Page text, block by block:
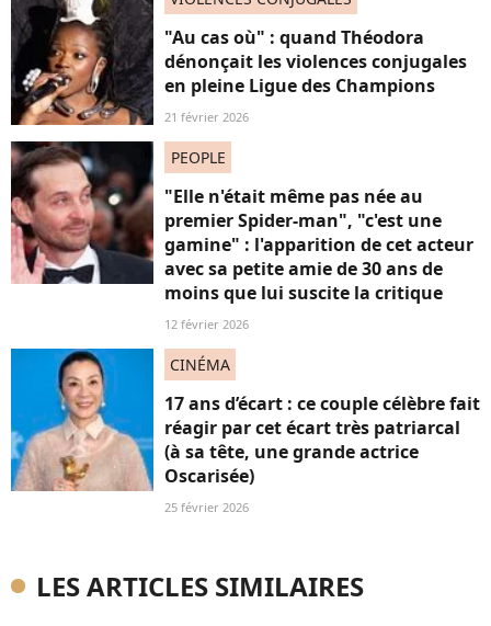
"Au cas où" : quand Théodora
dénonçait les violences conjugales
en pleine Ligue des Champions
21 février 2026
PEOPLE
"Elle n'était même pas née au
premier Spider-man", "c'est une
gamine" : l'apparition de cet acteur
avec sa petite amie de 30 ans de
moins que lui suscite la critique
12 février 2026
CINÉMA
17 ans d’écart : ce couple célèbre fait
réagir par cet écart très patriarcal
(à sa tête, une grande actrice
Oscarisée)
25 février 2026
LES ARTICLES SIMILAIRES